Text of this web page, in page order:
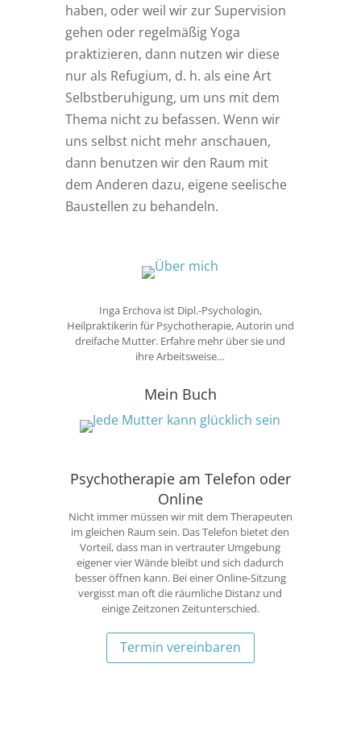
haben, oder weil wir zur Supervision
gehen oder regelmäßig Yoga
praktizieren, dann nutzen wir diese
nur als Refugium, d. h. als eine Art
Selbstberuhigung, um uns mit dem
Thema nicht zu befassen. Wenn wir
uns selbst nicht mehr anschauen,
dann benutzen wir den Raum mit
dem Anderen dazu, eigene seelische
Baustellen zu behandeln.
Inga Erchova ist Dipl.-Psychologin,
Heilpraktikerin für Psychotherapie, Autorin und
dreifache Mutter. Erfahre mehr über sie und
ihre Arbeitsweise…
Mein Buch
Psychotherapie am Telefon oder
Online
Nicht immer müssen wir mit dem Therapeuten
im gleichen Raum sein. Das Telefon bietet den
Vorteil, dass man in vertrauter Umgebung
eigener vier Wände bleibt und sich dadurch
besser öffnen kann. Bei einer Online-Sitzung
vergisst man oft die räumliche Distanz und
einige Zeitzonen Zeitunterschied.
Termin vereinbaren